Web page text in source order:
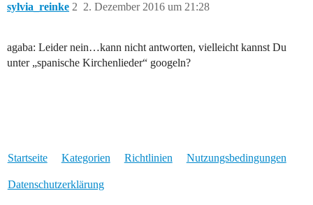
sylvia_reinke 2. Dezember 2016 um 21:28
2
agaba: Leider nein…kann nicht antworten, vielleicht kannst Du
unter „spanische Kirchenlieder“ googeln?
Startseite Kategorien Richtlinien Nutzungsbedingungen
Datenschutzerklärung